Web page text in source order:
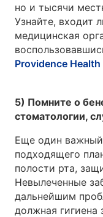
но и тысячи
Узнайте, входит
медицинская
Providence
5) Помните о
стоматологии,
Еще один
подходящего
полости рта,
Невылеченные
дальнейшим
должная гигиена